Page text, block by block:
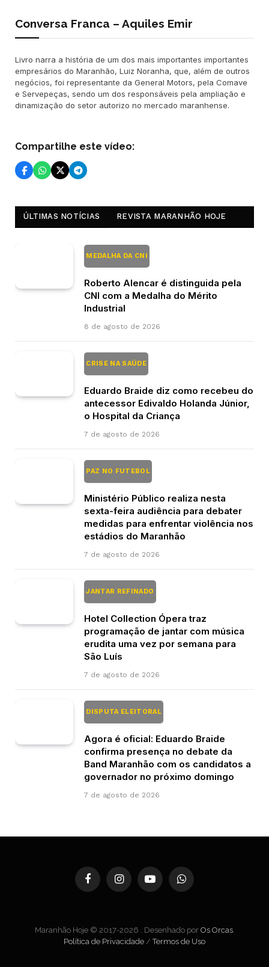
Conversa Franca – Aquiles Emir
Livro narra a história de um dos mais importantes importantes
empresários do Maranhão, Luiz Noranha, que, além de outros
negócios, foi representante da General Motors, pela Comave
e Servepeças, sendo um dos responsáveis pela ampliação e
dinamização do setor autorizo no mercado maranhense.
Compartilhe este vídeo:
ÚLTIMAS NOTÍCIAS REVISTA MARANHÃO HOJE
MEDALHA DA CNI
Roberto Alencar é distinguida pela
CNI com a Medalha do Mérito
Industrial
8 de agosto de 2026
CRISE NA SAÚDE
Eduardo Braide diz como recebeu do
antecessor Edivaldo Holanda Júnior,
o Hospital da Criança
7 de agosto de 2026
PAZ NO FUTEBOL
Ministério Público realiza nesta
sexta-feira audiência para debater
medidas para enfrentar violência nos
estádios do Maranhão
7 de agosto de 2026
JANTAR REFINADO
Hotel Collection Ópera traz
programação de jantar com música
erudita uma vez por semana para
São Luís
7 de agosto de 2026
DISPUTA ELEITORAL
Agora é oficial: Eduardo Braide
confirma presença no debate da
Band Maranhão com os candidatos a
governador no próximo domingo
7 de agosto de 2026
FacebookInstagramYouTubeWhatsApp
Maranhão Hoje © 2017-2026 . Desenhado por Os Orcas.
Política de Privacidade /Termos de Uso